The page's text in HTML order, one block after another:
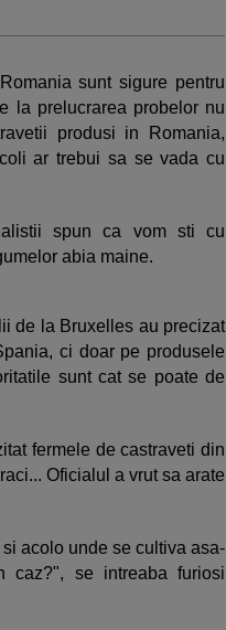
sunt sigure pentru
la prelucrarea probelor nu
produsi in Romania,
ar trebui sa se vada cu
spun ca vom sti cu
abia maine.
de la Bruxelles au precizat
ci doar pe produsele
sunt cat se poate de
fermele de castraveti din
Oficialul a vrut sa arate
acolo unde se cultiva asa-
caz?", se intreaba furiosi